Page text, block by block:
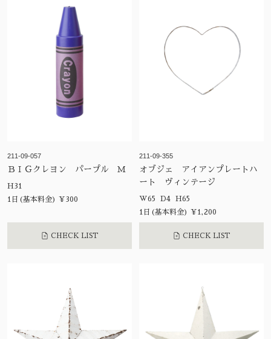
211-09-057
ＢＩＧクレヨン パープル Ｍ
H31
1日(基本料金) ¥300
CHECK LIST
211-09-355
オブジェ アイアンプレートハ
ート ヴィンテージ
W65 D4 H65
1日(基本料金) ¥1,200
CHECK LIST